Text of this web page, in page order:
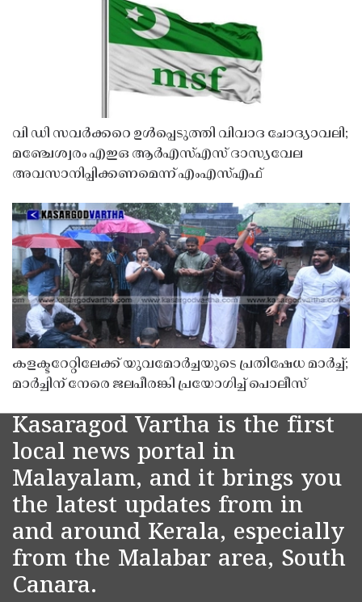
വി ഡി സവർക്കറെ ഉൾപ്പെടുത്തി വിവാദ ചോദ്യാവലി;
മഞ്ചേശ്വരം എഇഒ ആർഎസ്എസ് ദാസ്യവേല
അവസാനിപ്പിക്കണമെന്ന് എംഎസ്എഫ്
കളക്ടറേറ്റിലേക്ക് യുവമോർച്ചയുടെ പ്രതിഷേധ മാർച്ച്;
മാർച്ചിന് നേരെ ജലപീരങ്കി പ്രയോഗിച്ച് പൊലീസ്
Kasaragod Vartha is the first
local news portal in
Malayalam, and it brings you
the latest updates from in
and around Kerala, especially
from the Malabar area, South
Canara.